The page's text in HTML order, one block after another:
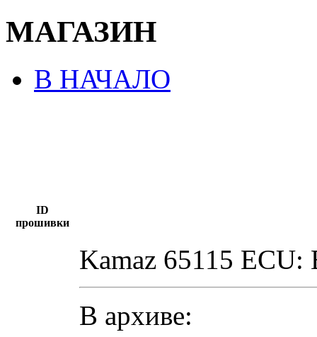
МАГАЗИН
В НАЧАЛО
ID
прошивки
Kamaz 65115 ECU:
В архиве: